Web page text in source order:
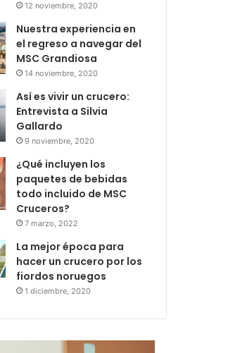
12 noviembre, 2020
Nuestra experiencia en
el regreso a navegar del
MSC Grandiosa
14 noviembre, 2020
Así es vivir un crucero:
Entrevista a Silvia
Gallardo
9 noviembre, 2020
¿Qué incluyen los
paquetes de bebidas
todo incluido de MSC
Cruceros?
7 marzo, 2022
La mejor época para
hacer un crucero por los
fiordos noruegos
1 diciembre, 2020